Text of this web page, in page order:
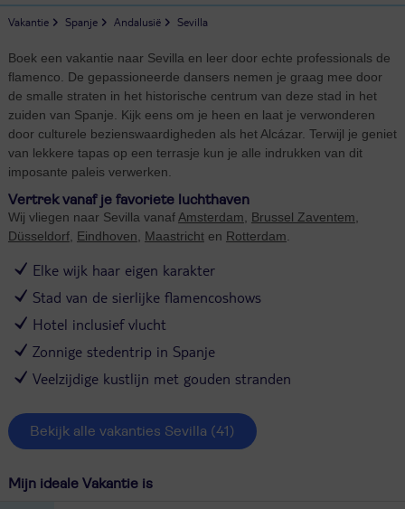
Vakantie Spanje Andalusië Sevilla
Boek een vakantie naar Sevilla en leer door echte professionals de
flamenco. De gepassioneerde dansers nemen je graag mee door
de smalle straten in het historische centrum van deze stad in het
zuiden van Spanje. Kijk eens om je heen en laat je verwonderen
door culturele bezienswaardigheden als het Alcázar. Terwijl je geniet
van lekkere tapas op een terrasje kun je alle indrukken van dit
imposante paleis verwerken.
Vertrek vanaf je favoriete luchthaven
Wij vliegen naar Sevilla vanaf Amsterdam Brussel Zaventem
Düsseldorf, Eindhoven Maastrichten Rotterdam
Elke wijk haar eigen karakter
Stad van de sierlijke flamencoshows
Hotel inclusief vlucht
Zonnige stedentrip in Spanje
Veelzijdige kustlijn met gouden stranden
Bekijk alle vakanties Sevilla (41)
Mijn ideale Vakantie is